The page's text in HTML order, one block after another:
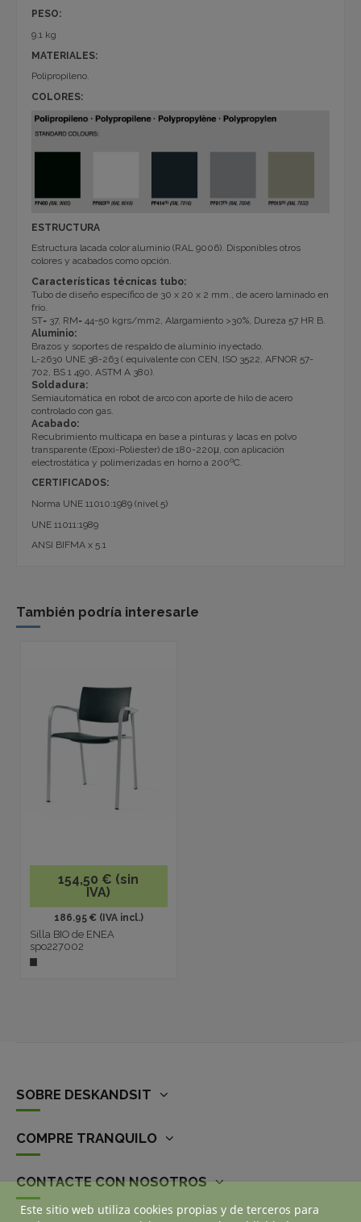
PESO:
9.1 kg
MATERIALES:
Polipropileno.
COLORES:
ESTRUCTURA
Estructura lacada color aluminio (RAL 9006). Disponibles otros
colores y acabados como opción.
Características técnicas tubo:
Tubo de diseño específico de 30 x 20 x 2 mm., de acero laminado en
frío.
ST= 37, RM= 44-50 kgrs/mm2, Alargamiento >30%, Dureza 57 HR B.
Aluminio:
Brazos y soportes de respaldo de aluminio inyectado.
L-2630 UNE 38-263 ( equivalente con CEN, ISO 3522, AFNOR 57-
702, BS 1 490, ASTM A 380).
Soldadura:
Semiautomática en robot de arco con aporte de hilo de acero
controlado con gas.
Acabado:
Recubrimiento multicapa en base a pinturas y lacas en polvo
transparente (Epoxi-Poliester) de 180-220μ, con aplicación
electrostática y polimerizadas en horno a 200ºC.
CERTIFICADOS:
Norma UNE 11010:1989 (nivel 5)
UNE 11011:1989
ANSI BIFMA x 5.1
También podría interesarle
154,50 € (sin
IVA)
186.95 € (IVA incl.)
Silla BIO de ENEA
spo227002
SOBRE DESKANDSIT
COMPRE TRANQUILO
CONTACTE CON NOSOTROS
Este sitio web utiliza cookies propias y de terceros para